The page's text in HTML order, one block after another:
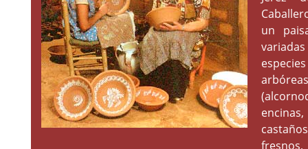
un
variadas
especies
arbóreas
encinas,
fresnos,